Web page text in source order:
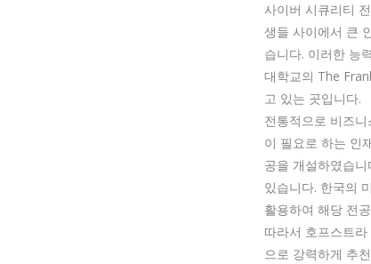
사이버 시큐리티
생들 사이에서 큰
습니다. 이러한 능
대학교의 The
고 있는 곳입니다.
전통적으로 비즈
이 필요로 하는 인
공을 개설하였습
있습니다. 한국의
활용하여 해당 전
따라서 호프스트
으로 강력하게 추